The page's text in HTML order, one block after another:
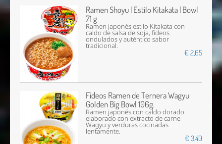
Ramen Shoyu | Estilo Kitakata | Bowl
71 g
Ramen japonés estilo Kitakata con
caldo de salsa de soja, fideos
ondulados y auténtico sabor
tradicional.
€ 2,65
Fideos Ramen de Ternera Wagyu
Golden Big Bowl 106g.
Ramen japonés con caldo dorado
elaborado con extracto de carne
Wagyu y verduras cocinadas
lentamente.
€ 3,40